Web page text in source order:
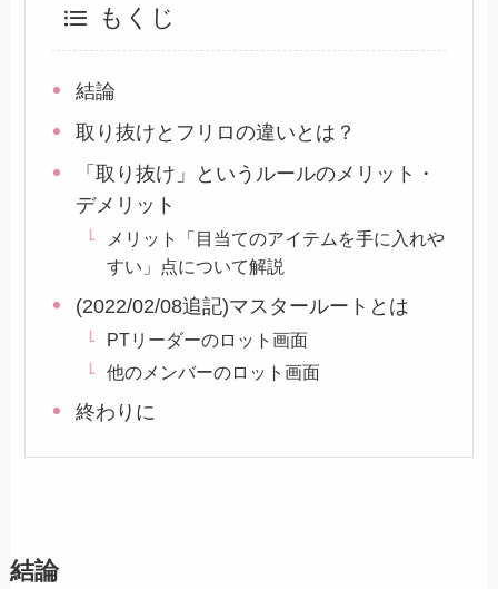
もくじ
結論
取り抜けとフリロの違いとは？
「取り抜け」というルールのメリット・
デメリット
メリット「目当てのアイテムを手に入れや
すい」点について解説
(2022/02/08追記)マスタールートとは
PTリーダーのロット画面
他のメンバーのロット画面
終わりに
結論